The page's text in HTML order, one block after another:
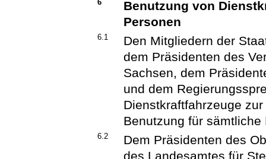
6
Benutzung von
Personen
6.1
Den Mitgliedern der
dem Präsidenten des
Sachsen, dem
und dem
Dienstkraftfahrzeuge
Benutzung für
6.2
Dem Präsidenten des
des Landesamtes für